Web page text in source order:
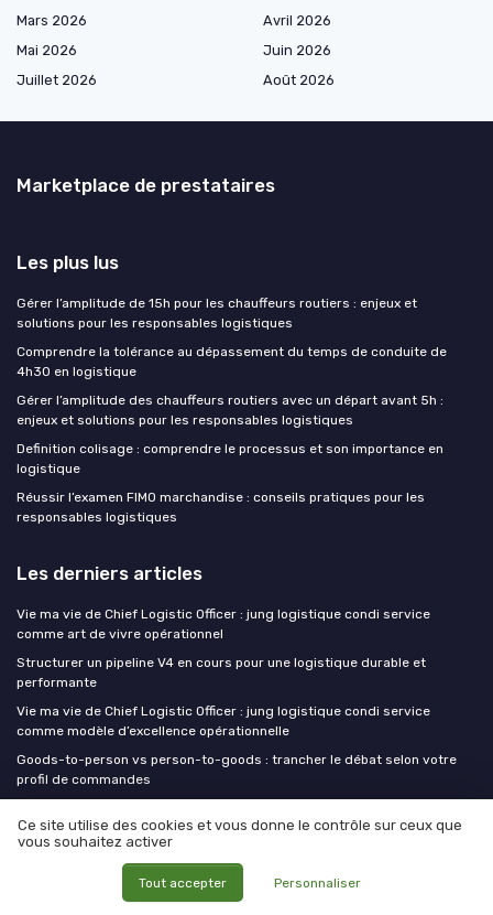
Mars 2026
Avril 2026
Mai 2026
Juin 2026
Juillet 2026
Août 2026
Marketplace de prestataires
Les plus lus
Gérer l’amplitude de 15h pour les chauffeurs routiers : enjeux et
solutions pour les responsables logistiques
Comprendre la tolérance au dépassement du temps de conduite de
4h30 en logistique
Gérer l’amplitude des chauffeurs routiers avec un départ avant 5h :
enjeux et solutions pour les responsables logistiques
Definition colisage : comprendre le processus et son importance en
logistique
Réussir l’examen FIMO marchandise : conseils pratiques pour les
responsables logistiques
Les derniers articles
Vie ma vie de Chief Logistic Officer : jung logistique condi service
comme art de vivre opérationnel
Structurer un pipeline V4 en cours pour une logistique durable et
performante
Vie ma vie de Chief Logistic Officer : jung logistique condi service
comme modèle d’excellence opérationnelle
Goods-to-person vs person-to-goods : trancher le débat selon votre
profil de commandes
logistique questionne le modèle
CLO at WORK !
Ce site utilise des cookies et vous donne le contrôle sur ceux que
vous souhaitez activer
Tout accepter Personnaliser